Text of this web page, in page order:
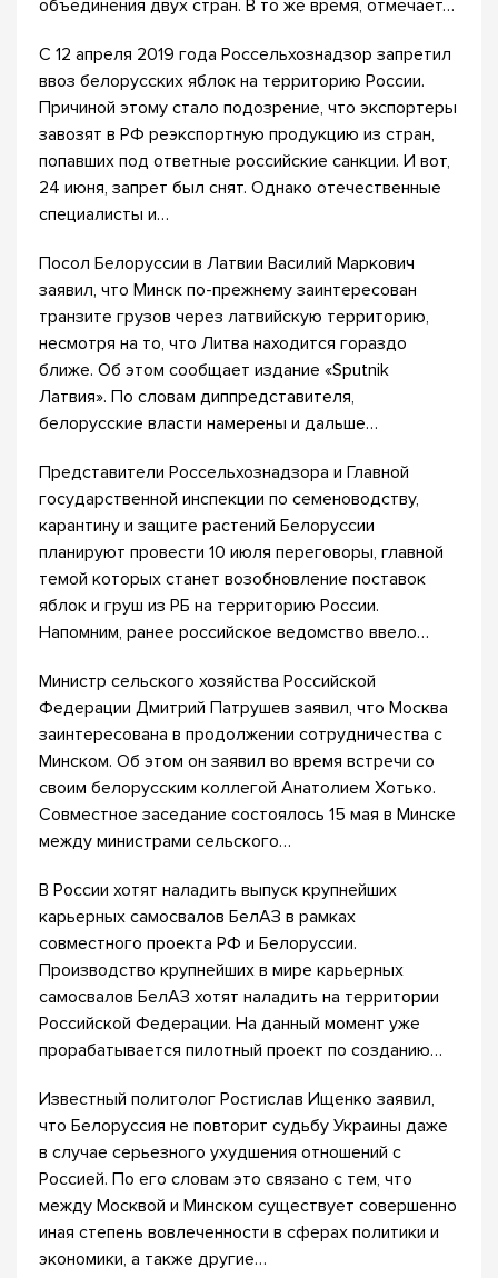
объединения двух стран. В то же время, отмечает…
С 12 апреля 2019 года Россельхознадзор запретил
ввоз белорусских яблок на территорию России.
Причиной этому стало подозрение, что экспортеры
завозят в РФ реэкспортную продукцию из стран,
попавших под ответные российские санкции. И вот,
24 июня, запрет был снят. Однако отечественные
специалисты и…
Посол Белоруссии в Латвии Василий Маркович
заявил, что Минск по-прежнему заинтересован
транзите грузов через латвийскую территорию,
несмотря на то, что Литва находится гораздо
ближе. Об этом сообщает издание «Sputnik
Латвия». По словам диппредставителя,
белорусские власти намерены и дальше…
Представители Россельхознадзора и Главной
государственной инспекции по семеноводству,
карантину и защите растений Белоруссии
планируют провести 10 июля переговоры, главной
темой которых станет возобновление поставок
яблок и груш из РБ на территорию России.
Напомним, ранее российское ведомство ввело…
Министр сельского хозяйства Российской
Федерации Дмитрий Патрушев заявил, что Москва
заинтересована в продолжении сотрудничества с
Минском. Об этом он заявил во время встречи со
своим белорусским коллегой Анатолием Хотько.
Совместное заседание состоялось 15 мая в Минске
между министрами сельского…
В России хотят наладить выпуск крупнейших
карьерных самосвалов БелАЗ в рамках
совместного проекта РФ и Белоруссии.
Производство крупнейших в мире карьерных
самосвалов БелАЗ хотят наладить на территории
Российской Федерации. На данный момент уже
прорабатывается пилотный проект по созданию…
Известный политолог Ростислав Ищенко заявил,
что Белоруссия не повторит судьбу Украины даже
в случае серьезного ухудшения отношений с
Россией. По его словам это связано с тем, что
между Москвой и Минском существует совершенно
иная степень вовлеченности в сферах политики и
экономики, а также другие…